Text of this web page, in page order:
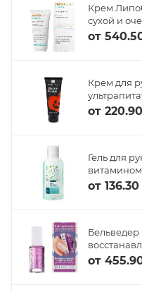
Крем
сухой и
от
Крем для
от
Гель для
от
Бельведер
от